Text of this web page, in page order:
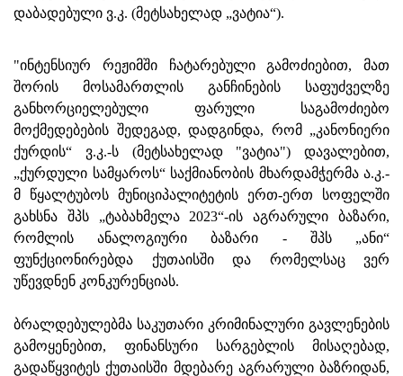
დაბადებული ვ.კ. (მეტსახელად „ვატია“).
"ინტენსიურ რეჟიმში ჩატარებული გამოძიებით, მათ
შორის მოსამართლის განჩინების საფუძველზე
განხორციელებული ფარული საგამოძიებო
მოქმედებების შედეგად, დადგინდა, რომ „კანონიერი
ქურდის“ ვ.კ.-ს (მეტსახელად "ვატია") დავალებით,
„ქურდული სამყაროს“ საქმიანობის მხარდამჭერმა ა.კ.-
მ წყალტუბოს მუნიციპალიტეტის ერთ-ერთ სოფელში
გახსნა შპს „ტაბახმელა 2023“-ის აგრარული ბაზარი,
რომლის ანალოგიური ბაზარი - შპს „ანი“
ფუნქციონირებდა ქუთაისში და რომელსაც ვერ
უწევდნენ კონკურენციას.
ბრალდებულებმა საკუთარი კრიმინალური გავლენების
გამოყენებით, ფინანსური სარგებლის მისაღებად,
გადაწყვიტეს ქუთაისში მდებარე აგრარული ბაზრიდან,